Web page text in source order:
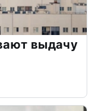
выдачу